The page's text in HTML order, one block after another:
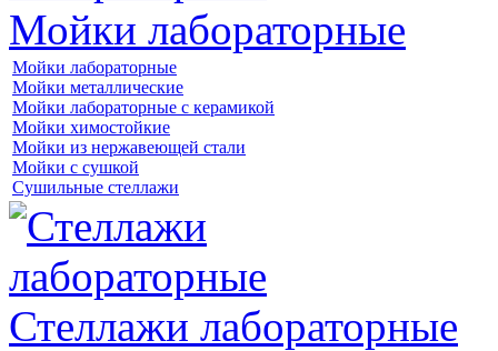
Мойки лабораторные
Мойки лабораторные
Мойки металлические
Мойки лабораторные с керамикой
Мойки химостойкие
Мойки из нержавеющей стали
Мойки с сушкой
Сушильные стеллажи
Стеллажи лабораторные